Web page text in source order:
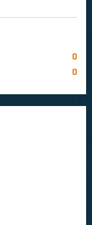
0
0